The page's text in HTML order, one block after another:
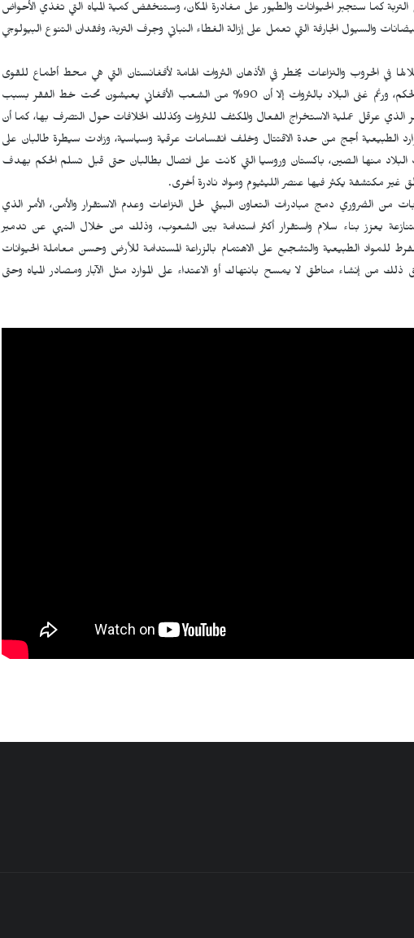
التربة كما ستجبر الحيوانات والطيور على مغادرة المكان، وستنخفض كمية المياه التي تغذي الأحواض
والسيول الجارفة التي تعمل على إزالة الغطاء النباتي وجرف التربة، وفقدان التنوع البيولوجي
في الحروب والنزاعات يخطر في الأذهان الثروات الهامة لأفغانستان التي هي محط أطماع للقوى
العظمى خاصة بعد سيطرة طالبان على الحكم، ورغم غنى البلاد بالثروات إلا أن 90% من الشعب الأفغاني يعيشون تحت خط الفقر بسبب
الذي عرقل عملية الاستخراج الفعال والمكثف للثروات وكذلك الخلافات حول التصرف بها، كما أن
الطبيعية أجج من حدة الاقتتال وخلف انقسامات عرقية وسياسية، وزادت سيطرة طالبان على
البلاد منها الصين، باكستان وروسيا التي كانت على اتصال بطالبان حتى قبل تسلم الحكم بهدف
غير مكتشفة يكثر فيها عنصر الليثيوم ومواد نادرة أخرى.
بات من الضروري دمج مبادرات التعاون البيئي لحل النزاعات وعدم الاستقرار والأمن، الأمر الذي
يعزز بناء سلام واستقرار أكثر استدامة بين الشعوب، وذلك من خلال النهي عن تدمير
للمواد الطبيعية والتشجيع على الاهتمام بالزراعة المستدامة للأرض وحسن معاملة الحيوانات
ذلك من إنشاء مناطق لا يمسح بانتهاك أو الاعتداء على الموارد مثل الآبار ومصادر المياه وحتى